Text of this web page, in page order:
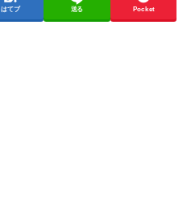
はてブ 送る Pocket